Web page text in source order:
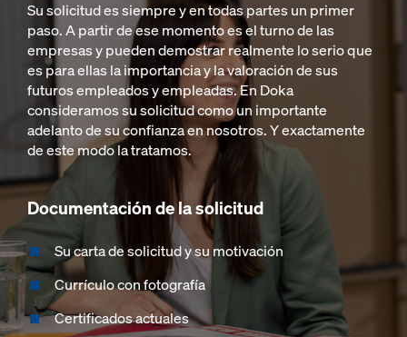
Su solicitud es siempre y en todas partes un primer
paso. A partir de ese momento es el turno de las
empresas y pueden demostrar realmente lo serio que
es para ellas la importancia y la valoración de sus
futuros empleados y empleadas. En Doka
consideramos su solicitud como un importante
adelanto de su confianza en nosotros. Y exactamente
de este modo la tratamos.
Documentación de la solicitud
Su carta de solicitud y su motivación
Currículo con fotografía
Certificados actuales